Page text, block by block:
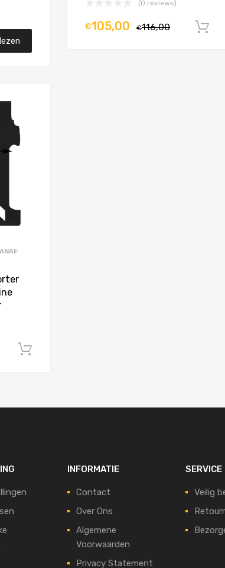
(0 reviews)
€116,00
€105,00
INFORMATIE
Contact
Over Ons
Algemene
Voorwaarden
Privacy Statement
SERVICE
Veilig